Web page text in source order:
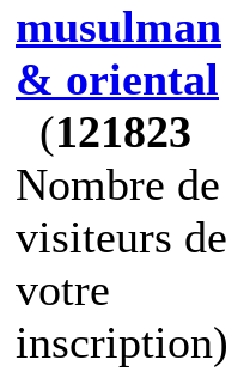
musulman
& oriental
(121823
Nombre de
visiteurs de
votre
inscription)